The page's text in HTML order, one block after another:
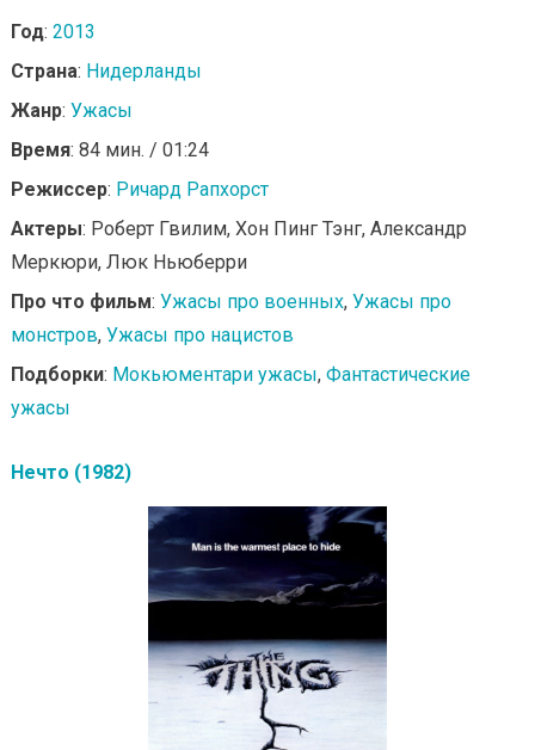
Год: 2013
Страна: Нидерланды
Жанр: Ужасы
Время: 84 мин. / 01:24
Режиссер: Ричард Рапхорст
Актеры: Роберт Гвилим, Хон Пинг Тэнг, Александр
Меркюри, Люк Ньюберри
Про что фильм: Ужасы про военных, Ужасы про
монстров, Ужасы про нацистов
Подборки: Мокьюментари ужасы, Фантастические
ужасы
Нечто (1982)